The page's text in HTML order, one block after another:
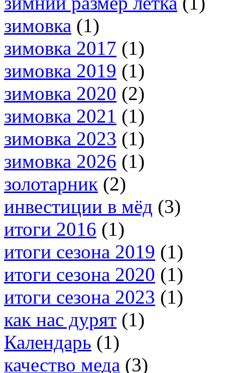
зимовка (1)
зимовка 2017 (1)
зимовка 2019 (1)
зимовка 2020 (2)
зимовка 2021 (1)
зимовка 2023 (1)
зимовка 2026 (1)
золотарник (2)
инвестиции в мёд (3)
итоги 2016 (1)
итоги сезона 2019 (1)
итоги сезона 2020 (1)
итоги сезона 2023 (1)
как нас дурят (1)
Календарь (1)
качество меда (3)